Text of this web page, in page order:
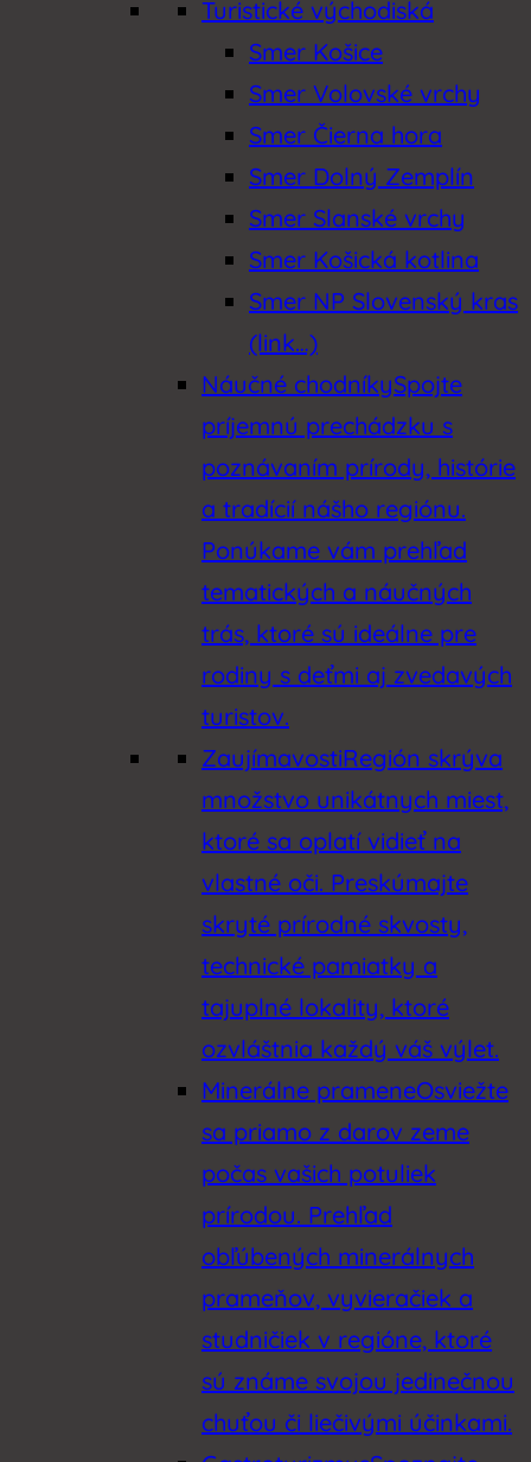
Turistické východiská
Smer Košice
Smer Volovské vrchy
Smer Čierna hora
Smer Dolný Zemplín
Smer Slanské vrchy
Smer Košická kotlina
Smer NP Slovenský kras
(link…)
Náučné chodníkySpojte
príjemnú prechádzku s
poznávaním prírody, histórie
a tradícií nášho regiónu.
Ponúkame vám prehľad
tematických a náučných
trás, ktoré sú ideálne pre
rodiny s deťmi aj zvedavých
turistov.
ZaujímavostiRegión skrýva
množstvo unikátnych miest,
ktoré sa oplatí vidieť na
vlastné oči. Preskúmajte
skryté prírodné skvosty,
technické pamiatky a
tajuplné lokality, ktoré
ozvláštnia každý váš výlet.
Minerálne prameneOsviežte
sa priamo z darov zeme
počas vašich potuliek
prírodou. Prehľad
obľúbených minerálnych
prameňov, vyvieračiek a
studničiek v regióne, ktoré
sú známe svojou jedinečnou
chuťou či liečivými účinkami.